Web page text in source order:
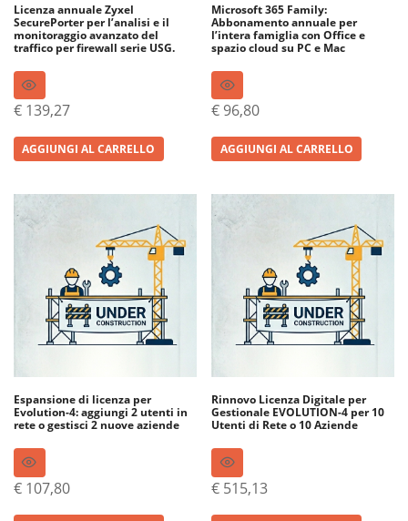
Licenza annuale Zyxel
SecurePorter per l’analisi e il
monitoraggio avanzato del
traffico per firewall serie USG.
€ 139,27
AGGIUNGI AL CARRELLO
Microsoft 365 Family:
Abbonamento annuale per
l’intera famiglia con Office e
spazio cloud su PC e Mac
€ 96,80
AGGIUNGI AL CARRELLO
Espansione di licenza per
Evolution-4: aggiungi 2 utenti in
rete o gestisci 2 nuove aziende
€ 107,80
Rinnovo Licenza Digitale per
Gestionale EVOLUTION-4 per 10
Utenti di Rete o 10 Aziende
€ 515,13